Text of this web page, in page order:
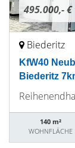
495.000,- €
Biederitz
KfW40
Biederitz
140 m²
WOHNFLÄCHE